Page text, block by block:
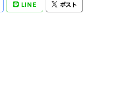
LINE ポスト